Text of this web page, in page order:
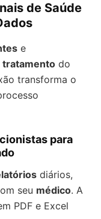
de Saúde
e
tratamento do
transforma o
para
diários,
seu médico. A
PDF e Excel